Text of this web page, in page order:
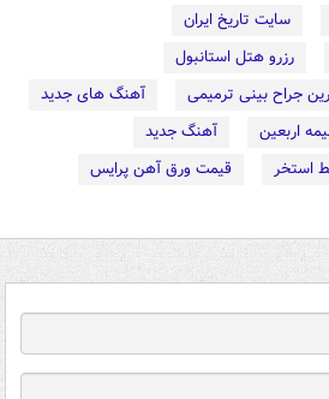
سایت تاریخ ایران
رزرو هتل استانبول
جراح بینی ترمیمی
آهنگ های جدید
اربعین
آهنگ جدید
استخر
قیمت ورق آهن پرایس